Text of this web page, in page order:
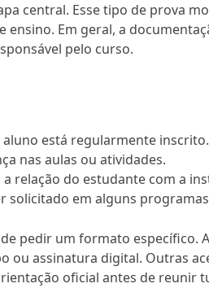
central. Esse tipo de prova
Em geral, a
pelo curso.
está regularmente inscrito.
nas aulas ou atividades.
relação do estudante com a
solicitado em alguns
pedir um formato específico.
ou assinatura digital. Outras
oficial antes de reunir